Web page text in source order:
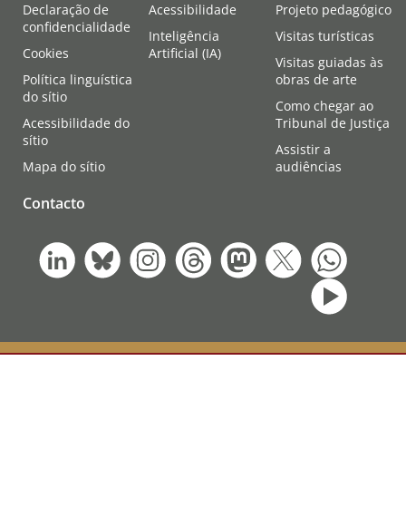
Declaração de
confidencialidade
Cookies
Política linguística
do sítio
Acessibilidade do
sítio
Mapa do sítio
Acessibilidade
Inteligência
Artificial (IA)
Projeto pedagógico
Visitas turísticas
Visitas guiadas às
obras de arte
Como chegar ao
Tribunal de Justiça
Assistir a
audiências
Contacto